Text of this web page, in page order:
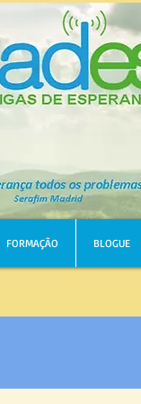
FORMAÇÃO BLOGUE